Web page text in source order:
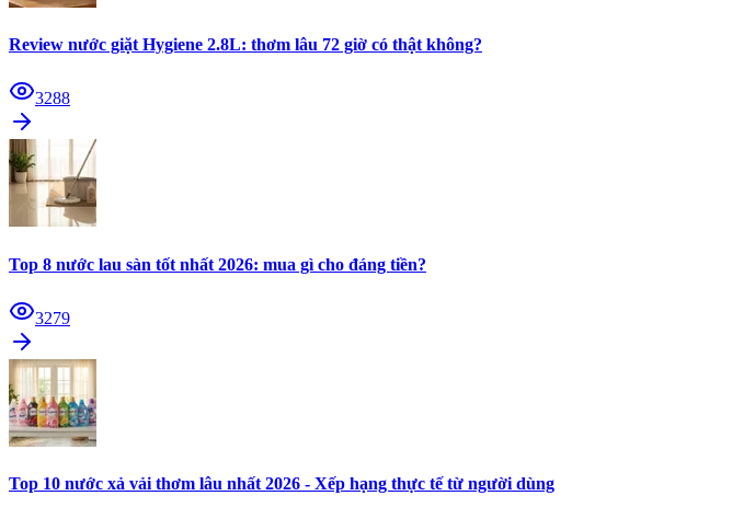
Review nước giặt Hygiene 2.8L: thơm lâu 72 giờ có thật không?
3288
Top 8 nước lau sàn tốt nhất 2026: mua gì cho đáng tiền?
3279
Top 10 nước xả vải thơm lâu nhất 2026 - Xếp hạng thực tế từ người dùng